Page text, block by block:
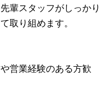
輩スタッフがしっかり
取り組めます。
営業経験のある方歓